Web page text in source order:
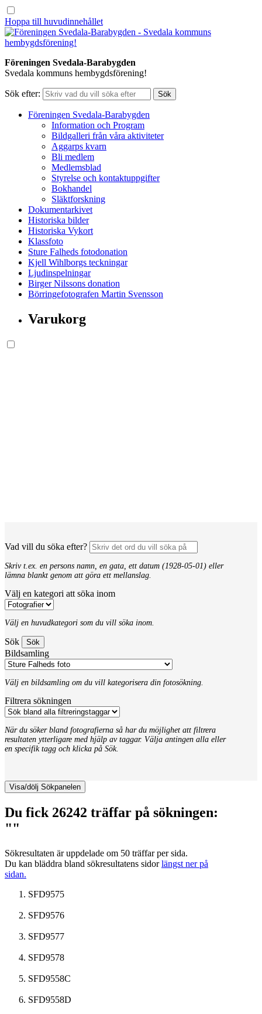
Hoppa till huvudinnehållet
Föreningen Svedala-Barabygden
Svedala kommuns hembygdsförening!
Sök efter:
Föreningen Svedala-Barabygden
Information och Program
Bildgalleri från våra aktiviteter
Aggarps kvarn
Bli medlem
Medlemsblad
Styrelse och kontaktuppgifter
Bokhandel
Släktforskning
Dokumentarkivet
Historiska bilder
Historiska Vykort
Klassfoto
Sture Falheds fotodonation
Kjell Wihlborgs teckningar
Ljudinspelningar
Birger Nilssons donation
Börringefotografen Martin Svensson
Varukorg
Vad vill du söka efter?
Skriv t.ex. en persons namn, en gata, ett datum (1928-05-01) eller
lämna blankt genom att göra ett mellanslag.
Välj en kategori att söka inom
Välj en huvudkategori som du vill söka inom.
Sök
Bildsamling
Välj en bildsamling om du vill kategorisera din fotosökning.
Filtrera sökningen
När du söker bland fotografierna så har du möjlighet att filtrera
resultaten ytterligare med hjälp av taggar. Välja antingen alla eller
en specifik tagg och klicka på Sök.
Visa/dölj Sökpanelen
Du fick 26242 träffar på sökningen:
""
Sökresultaten är uppdelade om 50 träffar per sida.
Du kan bläddra bland sökresultatens sidorlängst ner på
sidan.
SFD9575
SFD9576
SFD9577
SFD9578
SFD9558C
SFD9558D